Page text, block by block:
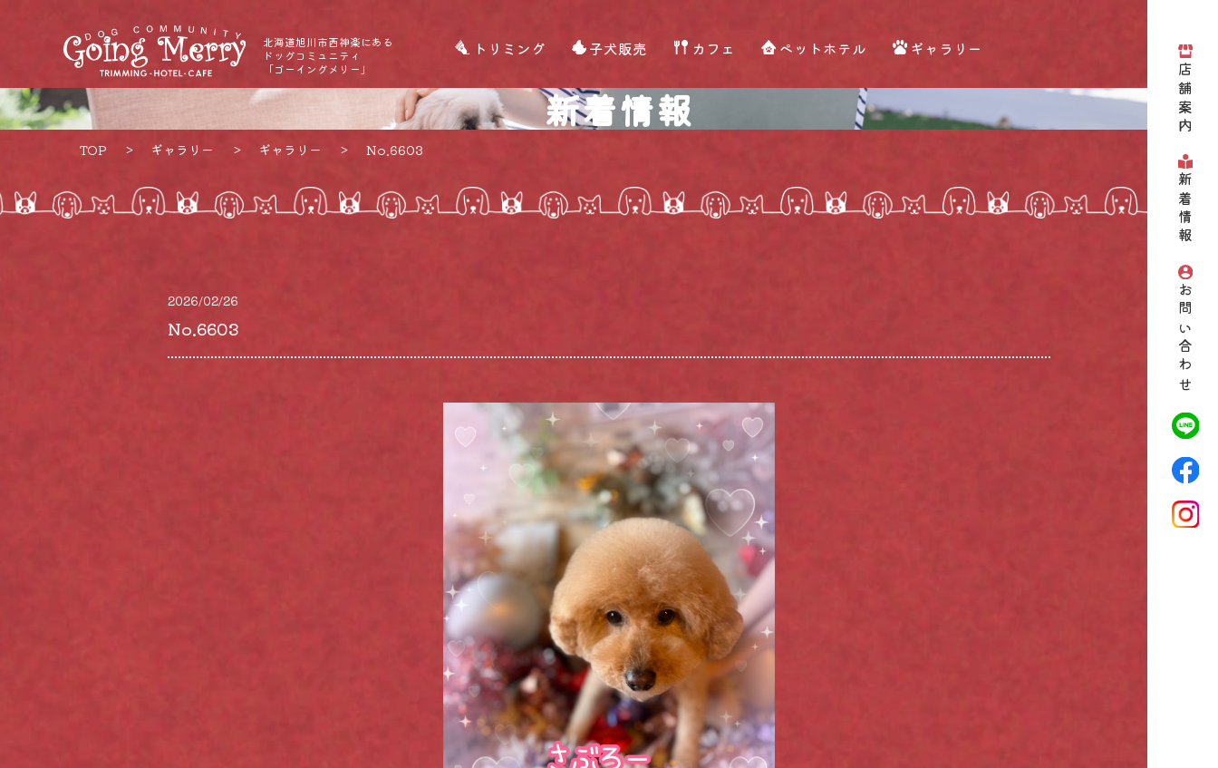
北海道旭川市西神楽にある
ドッグコミュニティ
「ゴーイングメリー」
トリミング 子犬販売 カフェ ペットホテル ギャラリー
店舗案内
新着情報
お問い合わせ
新着情報
TOP ギャラリー ギャラリー No.6603
2026/02/26
No.6603